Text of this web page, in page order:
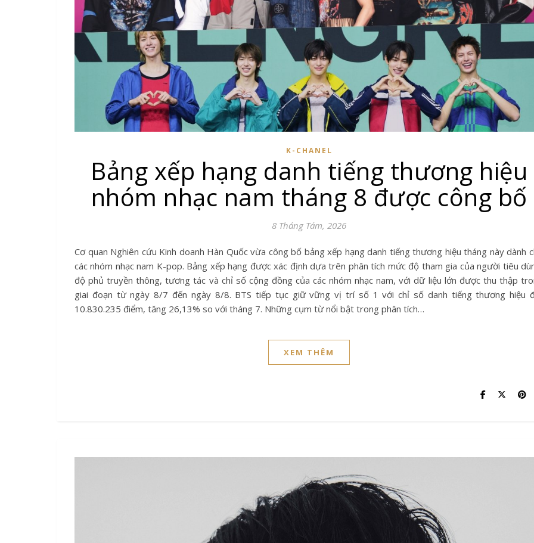
K-CHANEL
Bảng xếp hạng danh tiếng thương hiệu
nhóm nhạc nam tháng 8 được công bố
8 Tháng Tám, 2026
Cơ quan Nghiên cứu Kinh doanh Hàn Quốc vừa công bố bảng xếp hạng danh tiếng thương hiệu tháng này dành cho
các nhóm nhạc nam K-pop. Bảng xếp hạng được xác định dựa trên phân tích mức độ tham gia của người tiêu
độ phủ truyền thông, tương tác và chỉ số cộng đồng của các nhóm nhạc nam, với dữ liệu lớn được thu thập
giai đoạn từ ngày 8/7 đến ngày 8/8. BTS tiếp tục giữ vững vị trí số 1 với chỉ số danh tiếng thương hiệu
10.830.235 điểm, tăng 26,13% so với tháng 7. Những cụm từ nổi bật trong phân tích…
XEM THÊM